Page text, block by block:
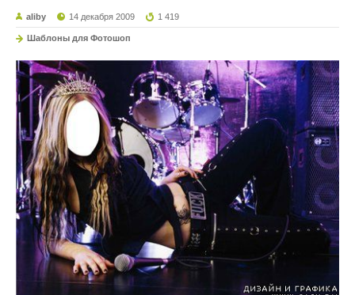
aliby 14 декабря 2009 1 419
Шаблоны для Фотошоп